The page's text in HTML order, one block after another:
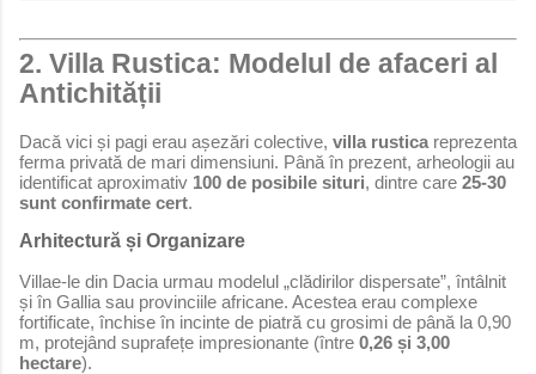
2. Villa Rustica: Modelul de afaceri al
Antichității
Dacă vici și pagi erau așezări colective, villa rustica reprezenta
ferma privată de mari dimensiuni. Până în prezent, arheologii au
identificat aproximativ 100 de posibile situri, dintre care 25-30
sunt confirmate cert.
Arhitectură și Organizare
Villae-le din Dacia urmau modelul „clădirilor dispersate”, întâlnit
și în Gallia sau provinciile africane. Acestea erau complexe
fortificate, închise în incinte de piatră cu grosimi de până la 0,90
m, protejând suprafețe impresionante (între 0,26 și 3,00
hectare).